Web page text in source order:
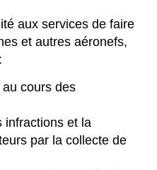
aux services de faire
et autres aéronefs,
cours des
infractions et la
par la collecte de